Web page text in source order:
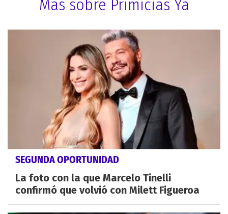
Más sobre Primicias Ya
SEGUNDA OPORTUNIDAD
La foto con la que Marcelo Tinelli
confirmó que volvió con Milett Figueroa